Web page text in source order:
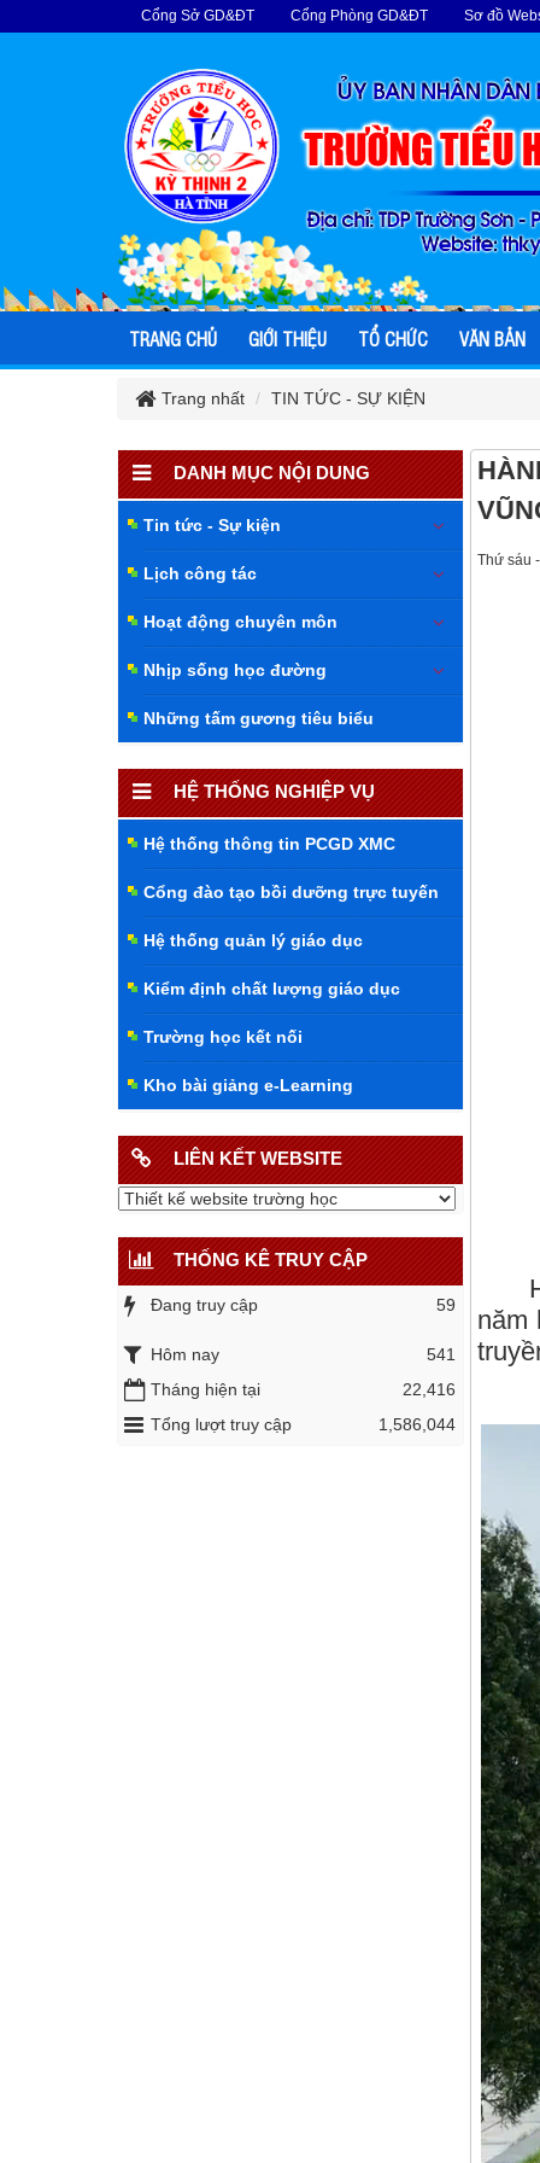
TRANG CHỦ GIỚI THIỆU TỔ CHỨC VĂN BẢN
Cổng Sở GD&ĐT Cổng Phòng GD&ĐT Sơ đồ
Trang nhất TIN TỨC - SỰ KIỆN
Thứ sáu
năm
DANH MỤC NỘI DUNG
Tin tức - Sự kiện
Lịch công tác
Hoạt động chuyên môn
Nhịp sống học đường
Những tấm gương tiêu biểu
HỆ THỐNG NGHIỆP VỤ
Hệ thống thông tin PCGD XMC
Cổng đào tạo bồi dưỡng trực tuyến
Hệ thống quản lý giáo dục
Kiểm định chất lượng giáo dục
Trường học kết nối
Kho bài giảng e-Learning
LIÊN KẾT WEBSITE
THỐNG KÊ TRUY CẬP
Đang truy cập 59
Hôm nay
541
Tháng hiện tại
22,416
Tổng lượt truy cập
1,586,044